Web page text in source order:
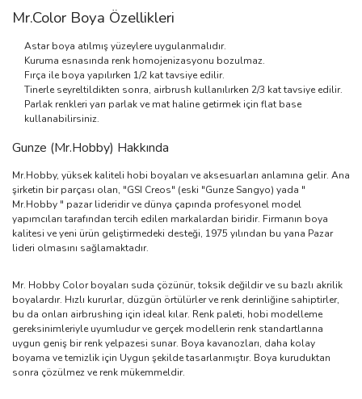
Mr.Color Boya Özellikleri
Astar boya atılmış yüzeylere uygulanmalıdır.
Kuruma esnasında renk homojenizasyonu bozulmaz.
Fırça ile boya yapılırken 1/2 kat tavsiye edilir.
Tinerle seyreltildikten sonra, airbrush kullanılırken 2/3 kat tavsiye edilir.
Parlak renkleri yarı parlak ve mat haline getirmek için flat base
kullanabilirsiniz.
Gunze (Mr.Hobby) Hakkında
Mr.Hobby, yüksek kaliteli hobi boyaları ve aksesuarları anlamına gelir. Ana
şirketin bir parçası olan, "GSI Creos" (eski "Gunze Sangyo) yada "
Mr.Hobby " pazar lideridir ve dünya çapında profesyonel model
yapımcıları tarafından tercih edilen markalardan biridir. Firmanın boya
kalitesi ve yeni ürün geliştirmedeki desteği, 1975 yılından bu yana Pazar
lideri olmasını sağlamaktadır.
Mr. Hobby Color boyaları suda çözünür, toksik değildir ve su bazlı akrilik
boyalardır. Hızlı kururlar, düzgün örtülürler ve renk derinliğine sahiptirler,
bu da onları airbrushing için ideal kılar. Renk paleti, hobi modelleme
gereksinimleriyle uyumludur ve gerçek modellerin renk standartlarına
uygun geniş bir renk yelpazesi sunar. Boya kavanozları, daha kolay
boyama ve temizlik için Uygun şekilde tasarlanmıştır. Boya kuruduktan
sonra çözülmez ve renk mükemmeldir.